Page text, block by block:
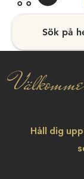
Sök på
Håll dig